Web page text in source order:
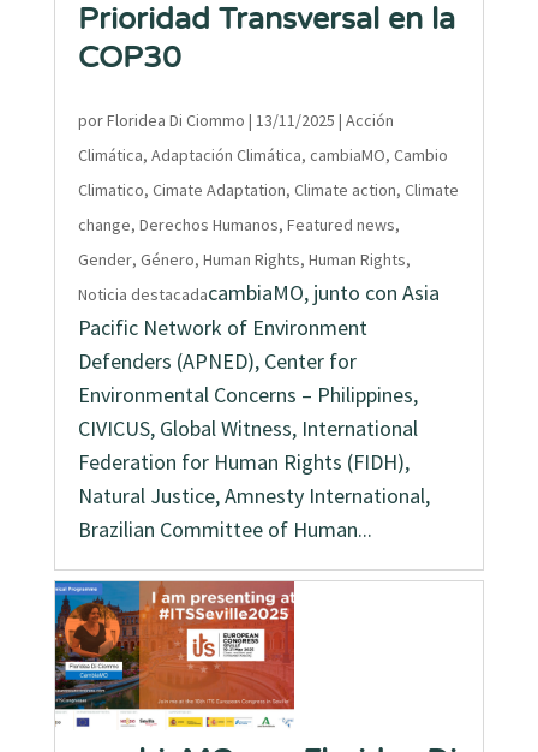
Prioridad Transversal en la
COP30
porFloridea Di Ciommo | 13/11/2025 | Acción
Climática, Adaptación Climática, cambiaMO, Cambio
Climatico, Cimate Adaptation, Climate action, Climate
change, Derechos Humanos, Featured news,
Gender, Género, Human Rights, Human Rights,
Noticia destacadacambiaMO, junto con Asia
Pacific Network of Environment
Defenders (APNED), Center for
Environmental Concerns – Philippines,
CIVICUS, Global Witness, International
Federation for Human Rights (FIDH),
Natural Justice, Amnesty International,
Brazilian Committee of Human...